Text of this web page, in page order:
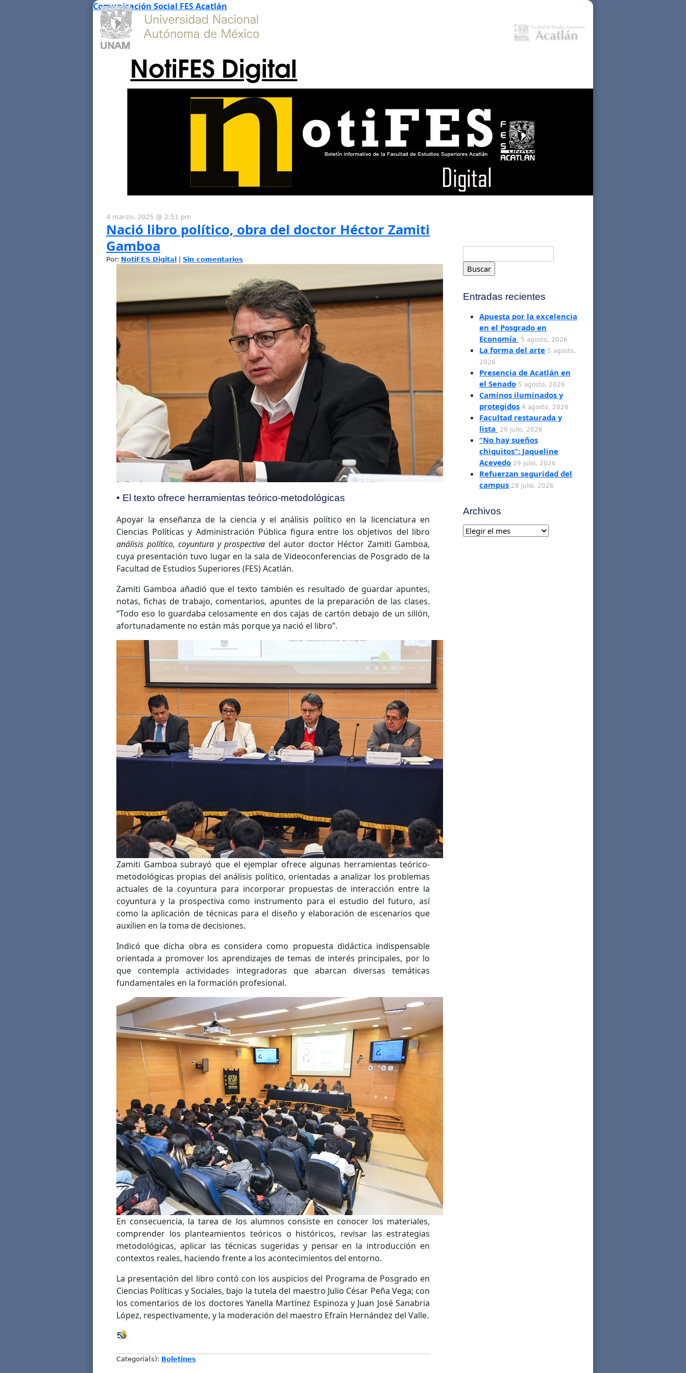
Comunicación Social FES Acatlán
NotiFES Digital
4 marzo, 2025 @ 2:51 pm
Nació libro político, obra del doctor Héctor Zamiti
Gamboa
Por: NotiFES Digital Sin comentarios
• El texto ofrece herramientas teórico-metodológicas
Apoyar la enseñanza de la ciencia y el análisis político en la licenciatura en
Ciencias Políticas y Administración Pública figura entre los objetivos del libro
análisis político, coyuntura y prospectiva del autor doctor Héctor Zamiti Gamboa,
cuya presentación tuvo lugar en la sala de Videoconferencias de Posgrado de la
Facultad de Estudios Superiores (FES) Acatlán.
Zamiti Gamboa añadió que el texto también es resultado de guardar apuntes,
notas, fichas de trabajo, comentarios, apuntes de la preparación de las clases.
“Todo eso lo guardaba celosamente en dos cajas de cartón debajo de un sillón,
afortunadamente no están más porque ya nació el libro”.
Zamiti Gamboa subrayó que el ejemplar ofrece algunas herramientas teórico-
metodológicas propias del análisis político, orientadas a analizar los problemas
actuales de la coyuntura para incorporar propuestas de interacción entre la
coyuntura y la prospectiva como instrumento para el estudio del futuro, así
como la aplicación de técnicas para el diseño y elaboración de escenarios que
auxilien en la toma de decisiones.
Indicó que dicha obra es considera como propuesta didáctica indispensable
orientada a promover los aprendizajes de temas de interés principales, por lo
que contempla actividades integradoras que abarcan diversas temáticas
fundamentales en la formación profesional.
En consecuencia, la tarea de los alumnos consiste en conocer los materiales,
comprender los planteamientos teóricos o históricos, revisar las estrategias
metodológicas, aplicar las técnicas sugeridas y pensar en la introducción en
contextos reales, haciendo frente a los acontecimientos del entorno.
La presentación del libro contó con los auspicios del Programa de Posgrado en
Ciencias Políticas y Sociales, bajo la tutela del maestro Julio César Peña Vega; con
los comentarios de los doctores Yanella Martínez Espinoza y Juan José Sanabria
López, respectivamente, y la moderación del maestro Efraín Hernández del Valle.
Categoría(s): Boletines
Entradas recientes
Apuesta por la excelencia
en el Posgrado en
Economía
5 agosto, 2026
La forma del arte 5 agosto,
2026
Presencia de Acatlán en
el Senado 5 agosto, 2026
Caminos iluminados y
protegidos 4 agosto, 2026
Facultad restaurada y
lista
29 julio, 2026
“No hay sueños
chiquitos”: Jaqueline
Acevedo 29 julio, 2026
Refuerzan seguridad del
campus 28 julio, 2026
Archivos
Archivos